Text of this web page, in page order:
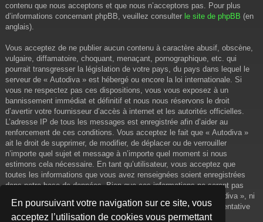
En poursuivant votre navigation sur ce site, vous
acceptez l’utilisation de cookies vous permettant
contenu que nous acceptons et que nous n’acceptons pas. Pour plus
d’informations concernant phpBB, veuillez consulter le site de phpBB (en
anglais).
Vous acceptez de ne publier aucun contenu à caractère abusif, obscène,
vulgaire, diffamatoire, choquant, menaçant, pornographique, etc. qui
pourrait transgresser la législation de votre pays, du pays dans lequel le
serveur de « Autodiva » est hébergé ou encore la loi internationale. Si
vous ne respectez pas ces dispositions, vous vous exposez à un
bannissement immédiat et définitif et nous nous réservons le droit
d’avertir votre fournisseur d’accès à internet et les autorités officielles.
L’adresse IP de tous les messages est enregistrée afin d’aider au
renforcement de ces conditions. Vous acceptez le fait que « Autodiva »
ait le droit de supprimer, de modifier, de déplacer ou de verrouiller
n’importe quel sujet et message à n’importe quel moment si nous
estimons cela nécessaire. En tant qu’utilisateur, vous acceptez que
toutes les informations que vous avez renseignées soient enregistrées
dans notre base de données. Bien que ces informations ne seront pas
diffusées à une tierce partie sans votre consentement, ni « Autodiva », ni
phpBB, ne pourront être tenus comme responsables en cas de tentative
de piratage informatique visant à compromettre vos données.